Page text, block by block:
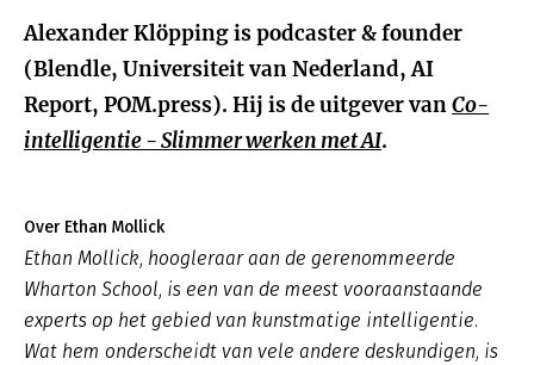
Alexander Klöpping is podcaster & founder
(Blendle, Universiteit van Nederland, AI
Report, POM.press). Hij is de uitgever vanCo-
intelligentie - Slimmer werken met AI.
Over Ethan Mollick
Ethan Mollick, hoogleraar aan de gerenommeerde
Wharton School, is een van de meest vooraanstaande
experts op het gebied van kunstmatige intelligentie.
Wat hem onderscheidt van vele andere deskundigen, is